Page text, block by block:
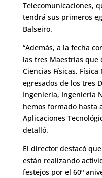
Telecomunicaciones,
tendrá sus primeros
Balseiro.
“Además, a la fecha
las tres Maestrías
Ciencias Físicas,
egresados de los tres
Ingeniería, Ingeniería
hemos formado hasta
Aplicaciones
detalló.
El director destacó
están realizando
festejos por el 60º